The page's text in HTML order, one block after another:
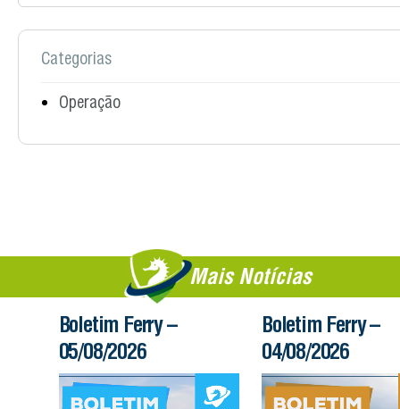
Categorias
Operação
Mais Notícias
Boletim Ferry –
05/08/2026
Boletim Ferry –
04/08/2026